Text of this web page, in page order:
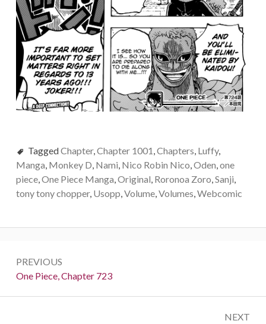
TaggedChapter,Chapter 1001,Chapters, Luffy,
Manga, Monkey D, Nami, Nico Robin Nico,Oden,one
piece,One Piece Manga,Original, Roronoa Zoro,Sanji,
tony tony chopper, Usopp,Volume,Volumes,Webcomic
navigation
PREVIOUS
Previous:
One Piece, Chapter 723
NEXT